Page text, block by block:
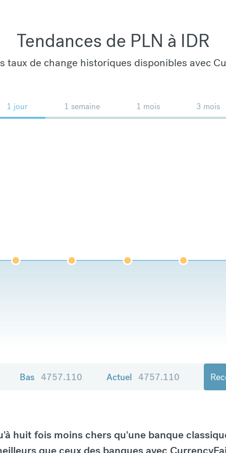
Tendances de PLN à IDR
taux de change historiques disponibles avec
1 jour 1 semaine 1 mois 3 mois
Bas 4757.110 Actuel 4757.110
huit fois moins chers qu'une banque
que ceux des banques avec